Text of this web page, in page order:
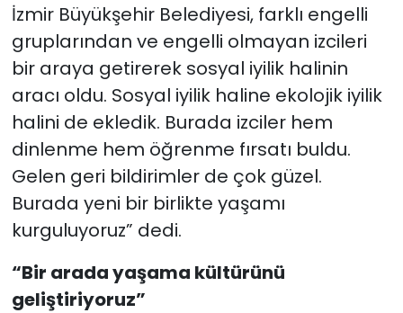
İzmir Büyükşehir Belediyesi, farklı engelli
gruplarından ve engelli olmayan izcileri
bir araya getirerek sosyal iyilik halinin
aracı oldu. Sosyal iyilik haline ekolojik iyilik
halini de ekledik. Burada izciler hem
dinlenme hem öğrenme fırsatı buldu.
Gelen geri bildirimler de çok güzel.
Burada yeni bir birlikte yaşamı
kurguluyoruz” dedi.
“Bir arada yaşama kültürünü
geliştiriyoruz”